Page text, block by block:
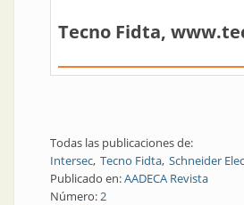
Tecno Fidta,
Todas las publicaciones de:
Intersec Tecno Fidta Schneider
Publicado en:AADECA Revista
Número:2